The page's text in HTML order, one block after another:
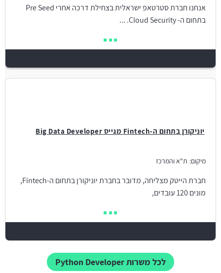
אנחנו חברת סטרטאפ ישראלית בצחילת דרכה אחרי Pre Seed
בתחום ה- Cloud Security. ...
יוניקורן בתחום ה-Fintech מגייס Big Data Developer
מיקום: ת"א והמרכז
חברת הייטק מצליחה, מדובר בחברת יוניקורן בתחום ה-Fintech,
מונים 120 עובדים,
לכל משרות Python Developer